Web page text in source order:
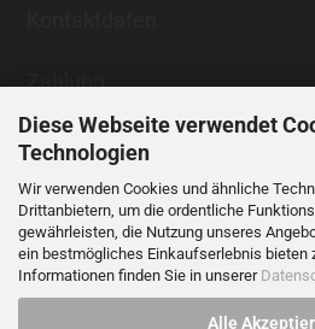
Diese Webseite verwendet
Technologien
Wir verwenden Cookies und ähnliche
Drittanbietern, um die ordentliche
gewährleisten, die Nutzung unseres
ein bestmögliches Einkaufserlebnis bieten
Informationen finden Sie in unserer
Alle
Zahlung
Vertrag